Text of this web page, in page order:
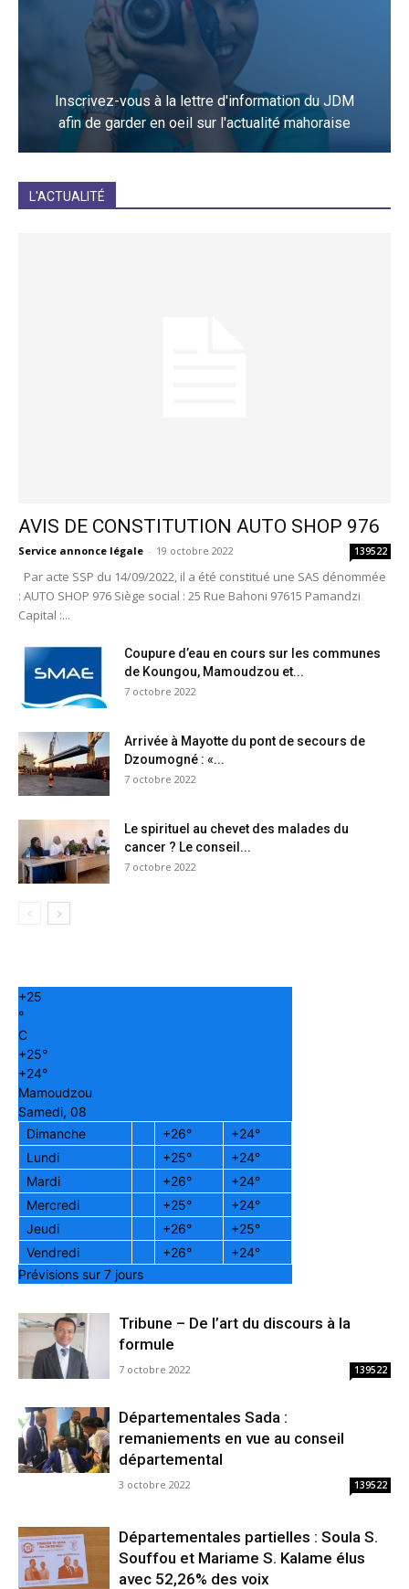
Inscrivez-vous à la lettre d'information du JDM
afin de garder en oeil sur l'actualité mahoraise
L'ACTUALITÉ
AVIS DE CONSTITUTION AUTO SHOP 976
Service annonce légale - 19 octobre 2022 139522
Par acte SSP du 14/09/2022, il a été constitué une SAS dénommée
: AUTO SHOP 976 Siège social : 25 Rue Bahoni 97615 Pamandzi
Capital :...
Coupure d’eau en cours sur les communes
de Koungou, Mamoudzou et...
7 octobre 2022
Arrivée à Mayotte du pont de secours de
Dzoumogné : «...
7 octobre 2022
Le spirituel au chevet des malades du
cancer ? Le conseil...
7 octobre 2022
+25
°
C
+25°
+24°
Mamoudzou
Samedi, 08
Dimanche
+26° +24°
Lundi
+25° +24°
Mardi
+26° +24°
Mercredi
+25° +24°
Jeudi
+26° +25°
Vendredi
+26° +24°
Prévisions sur 7 jours
Tribune – De l’art du discours à la
formule
7 octobre 2022 139522
Départementales Sada :
remaniements en vue au conseil
départemental
3 octobre 2022 139522
Départementales partielles : Soula S.
Souffou et Mariame S. Kalame élus
avec 52,26% des voix